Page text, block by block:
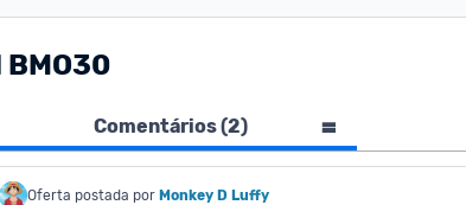
Comentários (2)
Oferta postada por Monkey D Luffy